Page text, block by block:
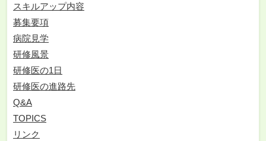
スキルアップ内容
募集要項
病院見学
研修風景
研修医の1日
研修医の進路先
Q&A
TOPICS
リンク